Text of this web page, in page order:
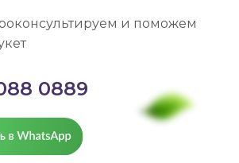
и поможем
0889